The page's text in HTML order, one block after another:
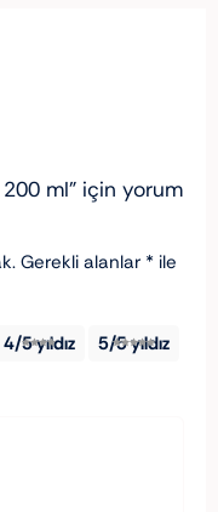
200 ml” için yorum
Gerekli alanlar * ile
4/5 yıldız 5/5 yıldız